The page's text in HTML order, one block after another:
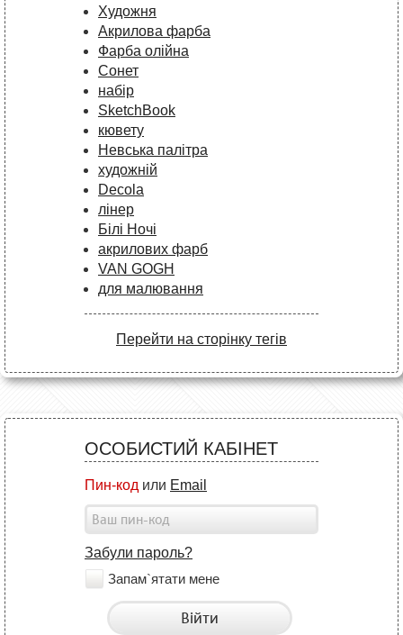
Художня
Акрилова фарба
Фарба олійна
Сонет
набір
SketchBook
кювету
Невська палітра
художній
Decola
лінер
Білі Ночі
акрилових фарб
VAN GOGH
для малювання
Перейти на сторінку тегів
ОСОБИСТИЙ КАБІНЕТ
Пин-код или Email
Забули пароль?
Запам`ятати мене
Війти